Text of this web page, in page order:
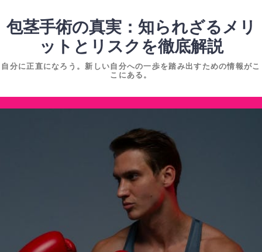
ン
ツ
包茎手術の真実：知られざるメリ
ットとリスクを徹底解説
自分に正直になろう。新しい自分への一歩を踏み出すための情報がこ
こにある。
コ